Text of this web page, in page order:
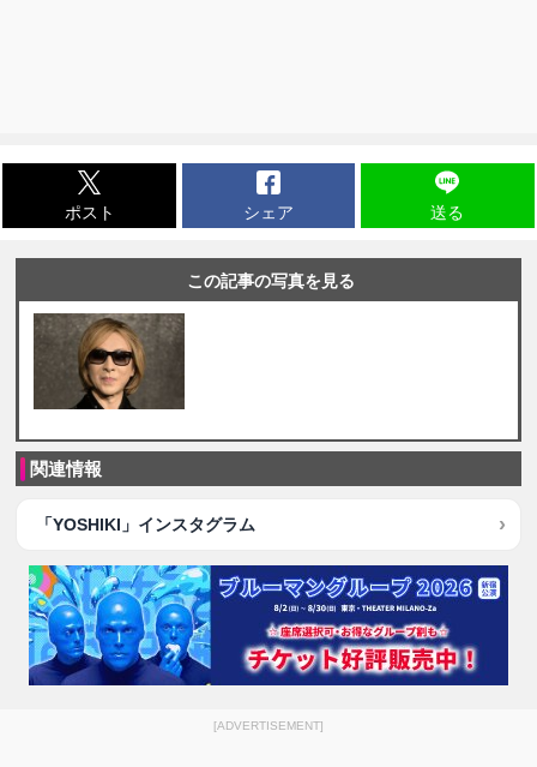
ポスト シェア 送る
この記事の写真を見る
関連情報
「YOSHIKI」インスタグラム
[ADVERTISEMENT]